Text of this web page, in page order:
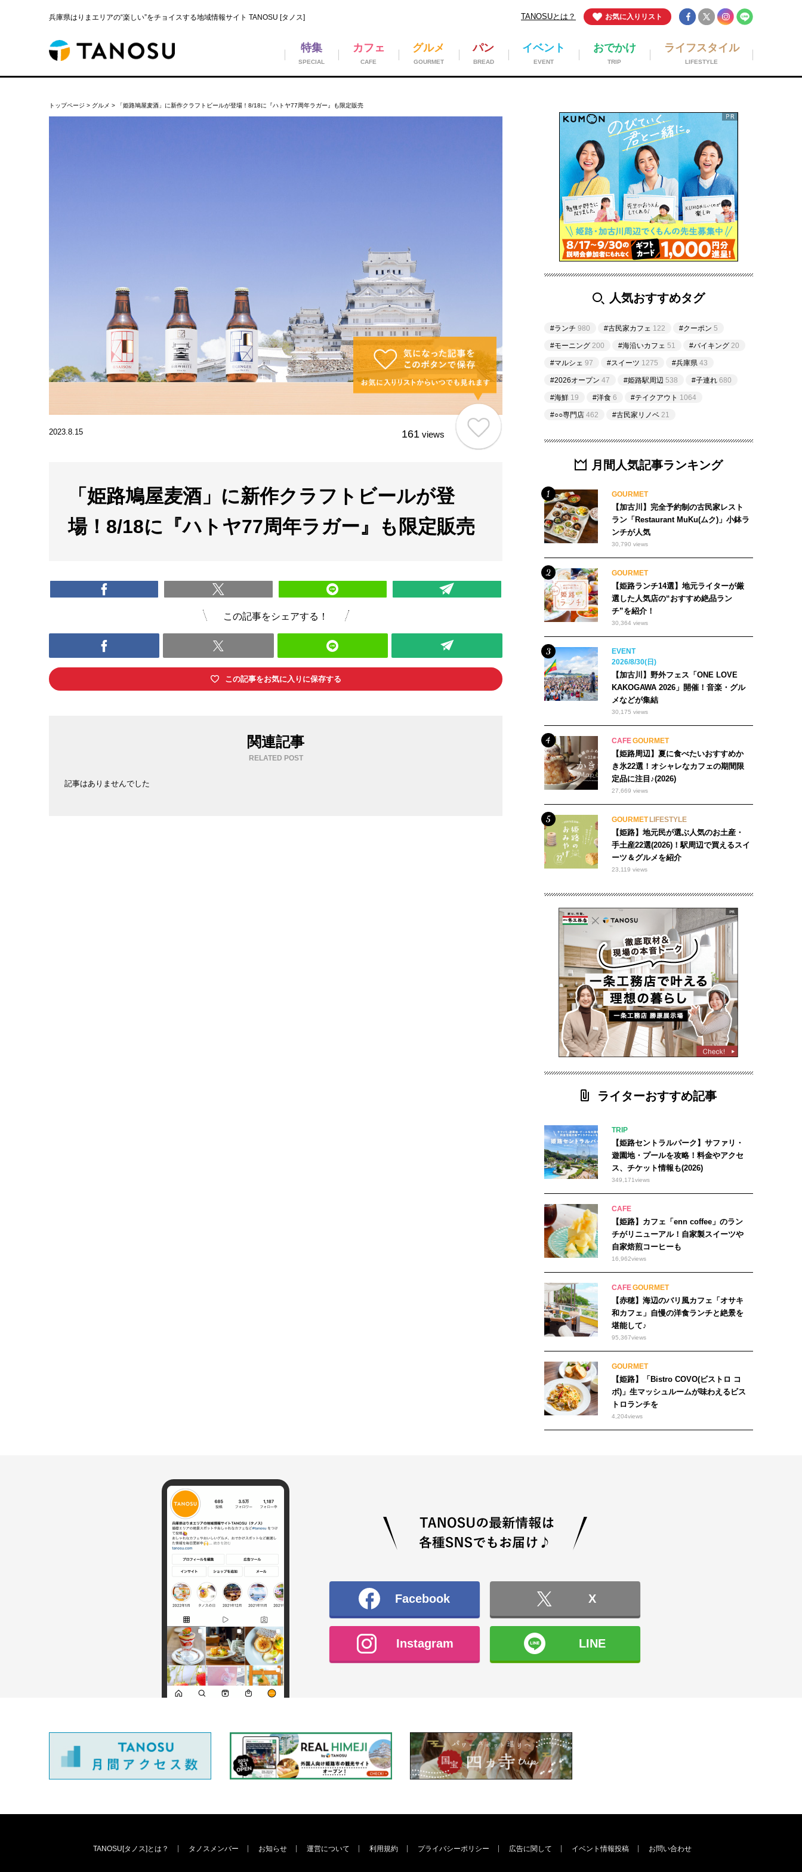
兵庫県はりまエリアの“楽しい”をチョイスする地域情報サイト TANOSU [タノス] お気に入りリスト
TANOSUとは？
ライフスタイル
LIFESTYLE
おでかけ
TRIP
イベント
EVENT
パン
BREAD
グルメ
GOURMET
カフェ
CAFE
特集
SPECIAL
トップページ > グルメ > 「姫路鳩屋麦酒」に新作クラフトビールが登場！8/18に『ハトヤ77周年ラガー』も限定販売
2023.8.15 161 views
「姫路鳩屋麦酒」に新作クラフトビールが登
場！8/18に『ハトヤ77周年ラガー』も限定販売
この記事をシェアする！
この記事をお気に入りに保存する
関連記事
RELATED POST
記事はありませんでした
人気おすすめタグ
#ランチ 980 #古民家カフェ 122 #クーポン 5
#モーニング 200 #海沿いカフェ 51 #バイキング 20
#マルシェ 97 #スイーツ 1275 #兵庫県 43
#2026オープン 47 #姫路駅周辺 538 #子連れ 680
#海鮮 19 #洋食 6 #テイクアウト 1064
#○○専門店 462 #古民家リノベ 21
月間人気記事ランキング
GOURMET
【加古川】完全予約制の古民家レスト
ラン「Restaurant MuKu(ムク)」小鉢ラ
ンチが人気
30,790 views
GOURMET
【姫路ランチ14選】地元ライターが厳
選した人気店の“おすすめ絶品ラン
チ”を紹介！
30,364 views
EVENT
2026/8/30(日)
【加古川】野外フェス「ONE LOVE
KAKOGAWA 2026」開催！音楽・グル
メなどが集結
30,175 views
CAFEGOURMET
【姫路周辺】夏に食べたいおすすめか
き氷22選！オシャレなカフェの期間限
定品に注目♪(2026)
27,669 views
GOURMET LIFESTYLE
【姫路】地元民が選ぶ人気のお土産・
手土産22選(2026)！駅周辺で買えるスイ
ーツ＆グルメを紹介
23,119 views
ライターおすすめ記事
TRIP
【姫路セントラルパーク】サファリ・
遊園地・プールを攻略！料金やアクセ
ス、チケット情報も(2026)
349,171views
CAFE
【姫路】カフェ「enn coffee」のラン
チがリニューアル！自家製スイーツや
自家焙煎コーヒーも
16,962views
CAFEGOURMET
【赤穂】海辺のバリ風カフェ「オサキ
和カフェ」自慢の洋食ランチと絶景を
堪能して♪
95,367views
GOURMET
【姫路】「Bistro COVO(ビストロ コ
ボ)」生マッシュルームが味わえるビス
トロランチを
4,204views
Facebook X
Instagram LINE
TANOSU[タノス]とは？ タノスメンバー お知らせ 運営について 利用規約 プライバシーポリシー 広告に関して イベント情報投稿 お問い合わせ